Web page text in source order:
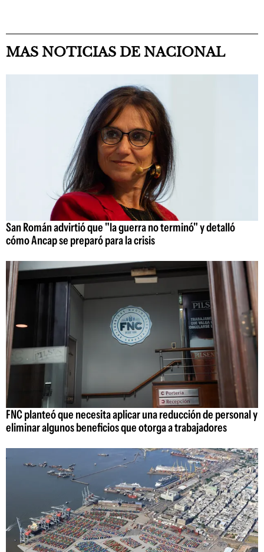
MAS NOTICIAS DE NACIONAL
San Román advirtió que "la guerra no terminó" y detalló
cómo Ancap se preparó para la crisis
FNC planteó que necesita aplicar una reducción de personal y
eliminar algunos beneficios que otorga a trabajadores